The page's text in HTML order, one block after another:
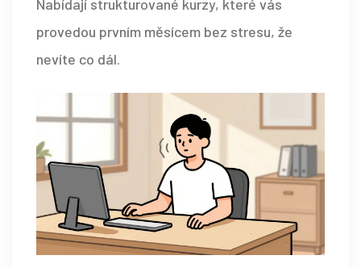
Nabídají strukturované kurzy, které vás
provedou prvním měsícem bez stresu, že
nevíte co dál.